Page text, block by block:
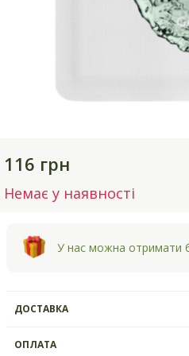
116 грн
Немає у наявності
У нас можна отримати
ДОСТАВКА
ОПЛАТА